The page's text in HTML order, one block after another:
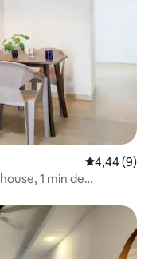
Évaluation
4,44 (9)
1 min de